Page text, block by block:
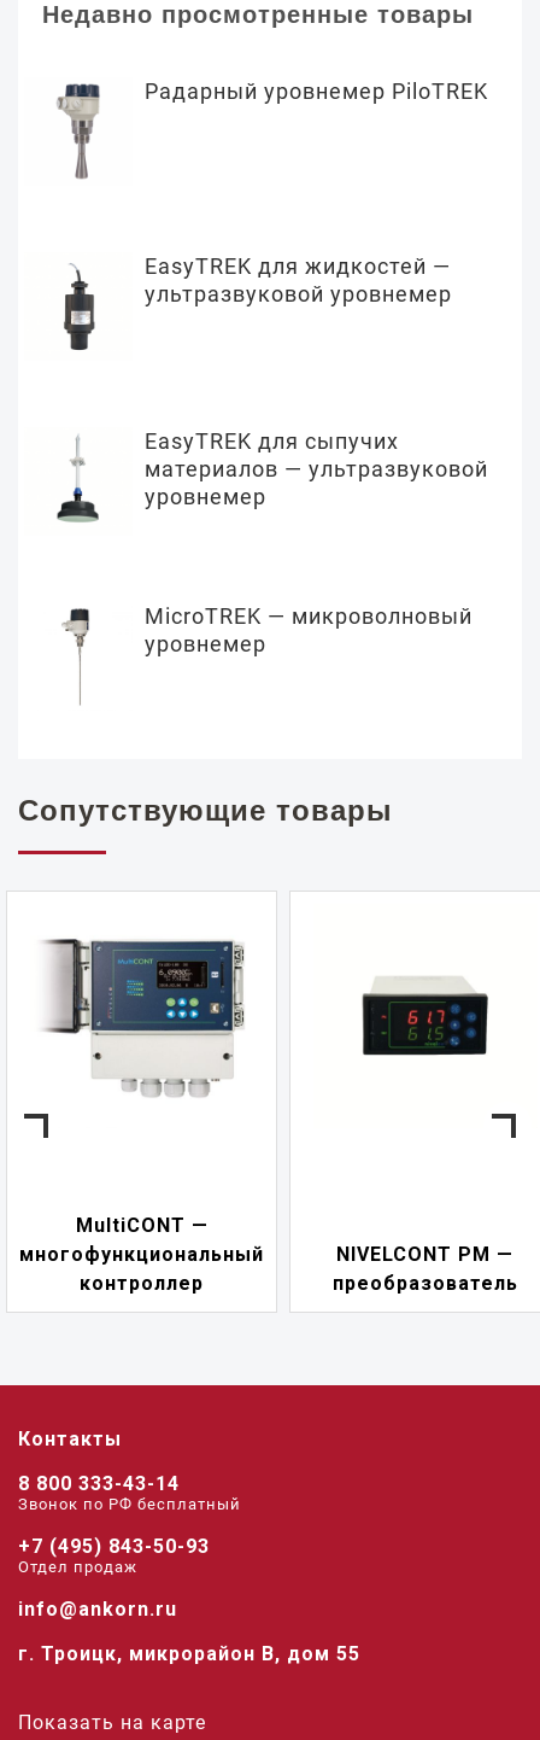
Недавно просмотренные товары
Радарный уровнемер PiloTREK
EasyTREK для жидкостей —
ультразвуковой уровнемер
EasyTREK для сыпучих
материалов — ультразвуковой
уровнемер
MicroTREK — микроволновый
уровнемер
Сопутствующие товары
NIVELCONT PM —
преобразователь
переключатель
Контакты
8 800 333-43-14
Звонок по РФ беcплатный
+7 (495) 843-50-93
Отдел продаж
info@ankorn.ru
г. Троицк, микрорайон В, дом 55
Показать на карте